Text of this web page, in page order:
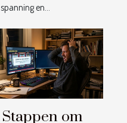
spanning en...
Stappen om